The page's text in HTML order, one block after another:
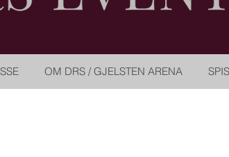
OM DRS / GJELSTEN ARENA